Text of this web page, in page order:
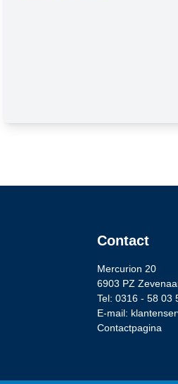
Contact
Mercurion 20
6903 PZ
Tel: 0316 - 58 03
E-mail:
Contactpagina